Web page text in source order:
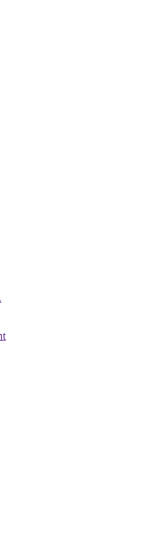
मुश्किलें, AG
इजाजत दी
को मिली
प्लेटफॉर्म्स
सकेंगे पटाखें,
जमानत